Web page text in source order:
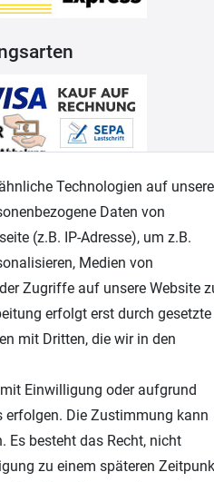
Shop
Datenschutz Impressum
Technologien auf
Daten von
(z.B. IP-Adresse), um z.B.
Medien von
Zugriffe auf unsere Website
erfolgt erst durch gesetzte
mit Dritten, die wir in den
Einwilligung oder aufgrund
erfolgen. Die Zustimmung kann
Es besteht das Recht, nicht
zu einem späteren